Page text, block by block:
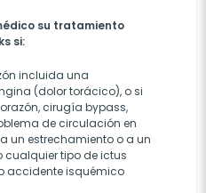
su tratamiento
si:
incluida una
(dolor torácico), o si
cirugía bypass,
de circulación en
un estrechamiento o a un
cualquier tipo de ictus
accidente isquémico